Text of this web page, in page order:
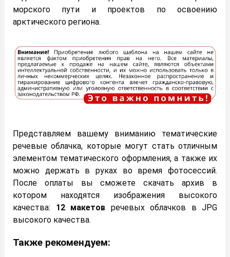
морского пути и проектов по освоению
арктического региона.
Представляем вашему вниманию тематические
речевые облачка, которые могут стать отличным
элементом тематического оформления, а также их
можно держать в руках во время фотосессий.
После оплаты вы сможете скачать архив в
котором находятся изображения высокого
качества: 12 макетов речевых облачков в JPG
высокого качества.
Также рекомендуем: